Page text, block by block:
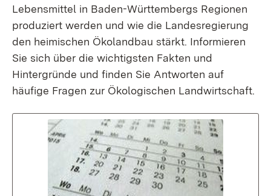
Lebensmittel in Baden-Württembergs Regionen
produziert werden und wie die Landesregierung
den heimischen Ökolandbau stärkt. Informieren
Sie sich über die wichtigsten Fakten und
Hintergründe und finden Sie Antworten auf
häufige Fragen zur Ökologischen Landwirtschaft.